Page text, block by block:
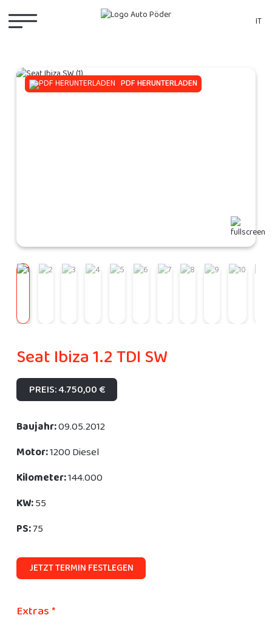
PDF HERUNTERLADEN
Seat Ibiza 1.2 TDI SW
PREIS: 4.750,00 €
Baujahr:09.05.2012
Motor:1200 Diesel
Kilometer:144.000
KW:55
PS:75
JETZT TERMIN FESTLEGEN
Extras *
IT